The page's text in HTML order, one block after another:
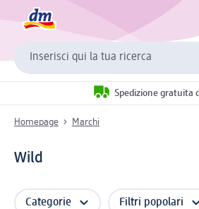
Inserisci qui la tua ricerca
Spedizione gratuita
Homepage Marchi
Wild
Categorie Filtri popolari